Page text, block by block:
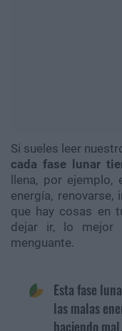
Si sueles leer
cada fase lunar
llena, por ejemplo,
energía,
que hay cosas en
dejar ir, lo mejor
menguante.
Esta fase
las malas
haciendo